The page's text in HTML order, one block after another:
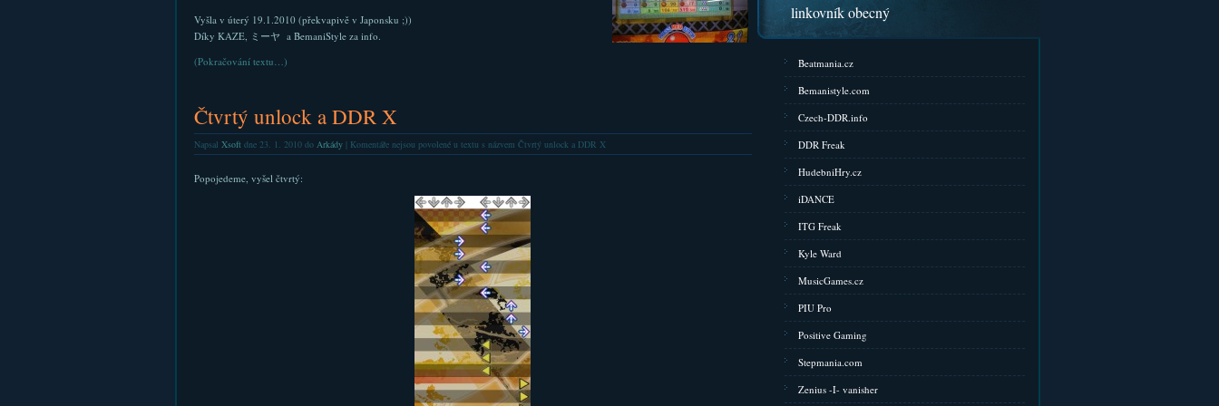
Vyšla v úterý 19.1.2010 (překvapivě v Japonsku ;))
Díky KAZE, ミーヤ a BemaniStyle za info.
(Pokračování textu…)
Čtvrtý unlock a DDR X
Napsal Xsoftdne 23. 1. 2010 do Arkády| Komentáře nejsou povolenéu textu s názvem Čtvrtý unlock a DDR X
Popojedeme, vyšel čtvrtý:
linkovník obecný
Beatmania.cz
Bemanistyle.com
Czech-DDR.info
DDR Freak
HudebniHry.cz
iDANCE
ITG Freak
Kyle Ward
MusicGames.cz
PIU Pro
Positive Gaming
Stepmania.com
Zenius -I- vanisher